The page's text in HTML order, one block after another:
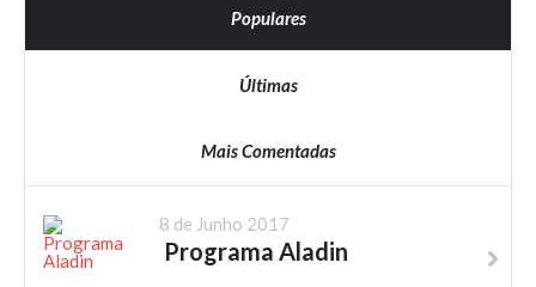
Populares
Últimas
Mais Comentadas
8 de Junho 2017
Programa Aladin